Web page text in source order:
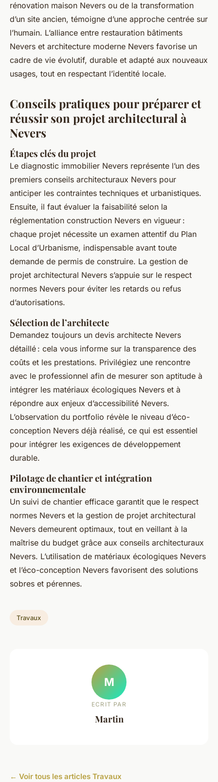
rénovation maison Nevers ou de la transformation
d’un site ancien, témoigne d’une approche centrée sur
l’humain. L’alliance entre restauration bâtiments
Nevers et architecture moderne Nevers favorise un
cadre de vie évolutif, durable et adapté aux nouveaux
usages, tout en respectant l’identité locale.
Conseils pratiques pour préparer et
réussir son projet architectural à
Nevers
Étapes clés du projet
Le diagnostic immobilier Nevers représente l’un des
premiers conseils architecturaux Nevers pour
anticiper les contraintes techniques et urbanistiques.
Ensuite, il faut évaluer la faisabilité selon la
réglementation construction Nevers en vigueur :
chaque projet nécessite un examen attentif du Plan
Local d’Urbanisme, indispensable avant toute
demande de permis de construire. La gestion de
projet architectural Nevers s’appuie sur le respect
normes Nevers pour éviter les retards ou refus
d’autorisations.
Sélection de l’architecte
Demandez toujours un devis architecte Nevers
détaillé : cela vous informe sur la transparence des
coûts et les prestations. Privilégiez une rencontre
avec le professionnel afin de mesurer son aptitude à
intégrer les matériaux écologiques Nevers et à
répondre aux enjeux d’accessibilité Nevers.
L’observation du portfolio révèle le niveau d’éco-
conception Nevers déjà réalisé, ce qui est essentiel
pour intégrer les exigences de développement
durable.
Pilotage de chantier et intégration
environnementale
Un suivi de chantier efficace garantit que le respect
normes Nevers et la gestion de projet architectural
Nevers demeurent optimaux, tout en veillant à la
maîtrise du budget grâce aux conseils architecturaux
Nevers. L’utilisation de matériaux écologiques Nevers
et l’éco-conception Nevers favorisent des solutions
sobres et pérennes.
Travaux
M
ECRIT PAR
Martin
← Voir tous les articles Travaux